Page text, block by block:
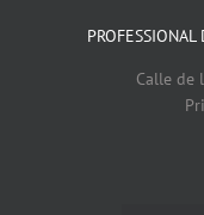
Calle de